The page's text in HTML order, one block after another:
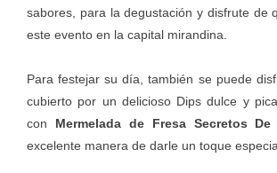
sabores, para la degustación y disfrute de
este evento en la capital mirandina.
Para festejar su día, también se puede
cubierto por un delicioso Dips dulce y
con Mermelada de FresaSecretos De
excelente manera de darle un toque